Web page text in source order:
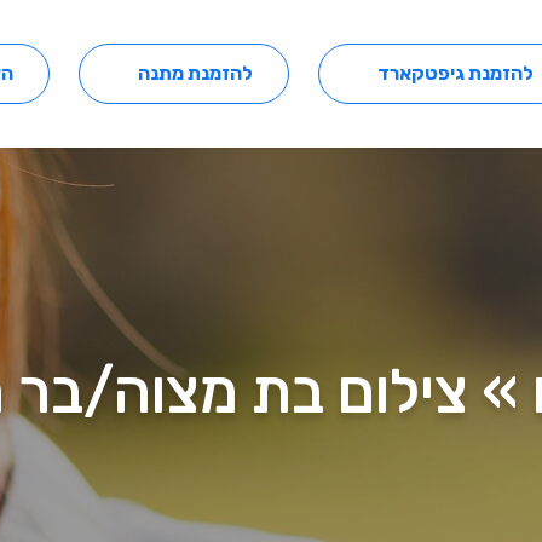
להזמנת גיפטקארד להזמנת מתנה
» צילום בת מצוה/